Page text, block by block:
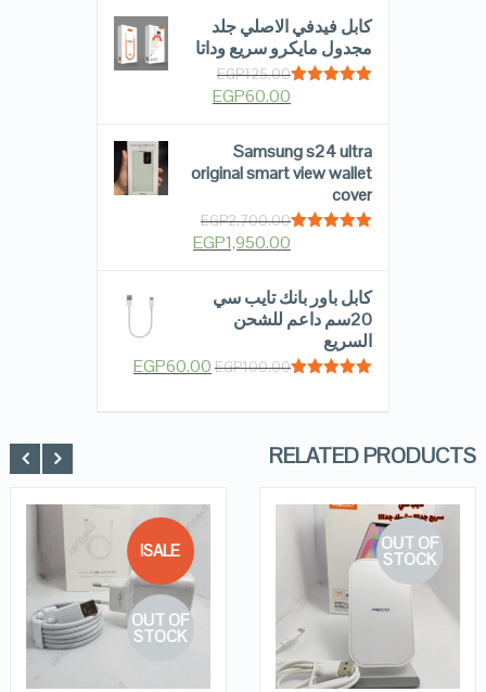
كابل فيدفي الاصلي جلد
مجدول مايكرو سريع وداتا
EGP125.00
EGP60.00
Samsung s24 ultra
original smart view wallet
cover
EGP2,700.00
EGP1,950.00
كابل باور بانك تايب سي
20سم داعم للشحن
السريع
EGP100.00
EGP60.00
RELATED PRODUCTS
OUT OF
STOCK
QUICK LOOK
VIEW DETAILS
READ MORE
SALE!
OUT OF
STOCK
QUICK LOOK
VIEW DETAILS